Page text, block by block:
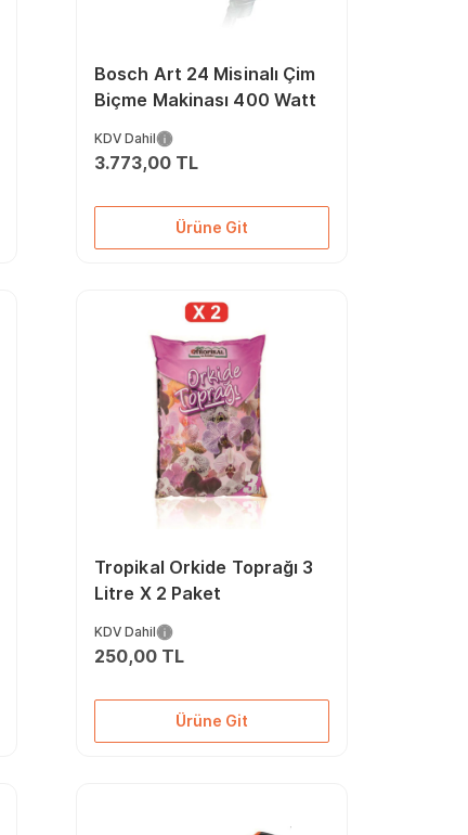
Bosch Art 24 Misinalı Çim
Biçme Makinası 400 Watt
KDV Dahil
3.773,00 TL
Ürüne Git
Tropikal Orkide Toprağı 3
Litre X 2 Paket
KDV Dahil
250,00 TL
Ürüne Git